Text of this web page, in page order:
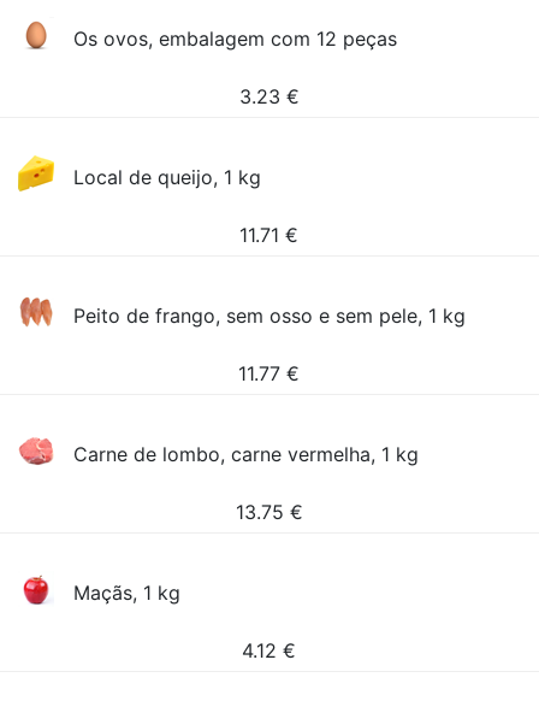
Os ovos, embalagem com 12 peças
3.23 €
Local de queijo, 1 kg
11.71 €
Peito de frango, sem osso e sem pele, 1 kg
11.77 €
Carne de lombo, carne vermelha, 1 kg
13.75 €
Maçãs, 1 kg
4.12 €